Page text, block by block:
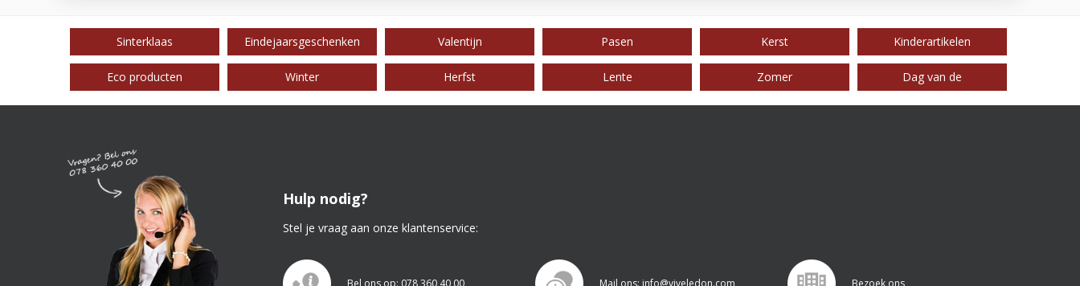
Sinterklaas Eindejaarsgeschenken Valentijn Pasen Kerst Kinderartikelen
Eco producten Winter Herfst Lente Zomer Dag van de
Hulp nodig?
Stel je vraag aan onze klantenservice: